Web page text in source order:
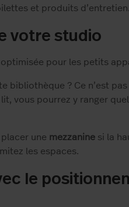
et produits d’entretien.
votre studio
pour les petits
bibliothèque ? Ce n’est
vous pourrez y ranger
une mezzanine si la
les espaces.
le